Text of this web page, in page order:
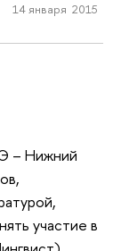
14 января 2015
– Нижний
участие в